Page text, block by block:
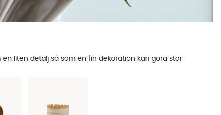
liten detalj så som en fin dekoration kan göra stor